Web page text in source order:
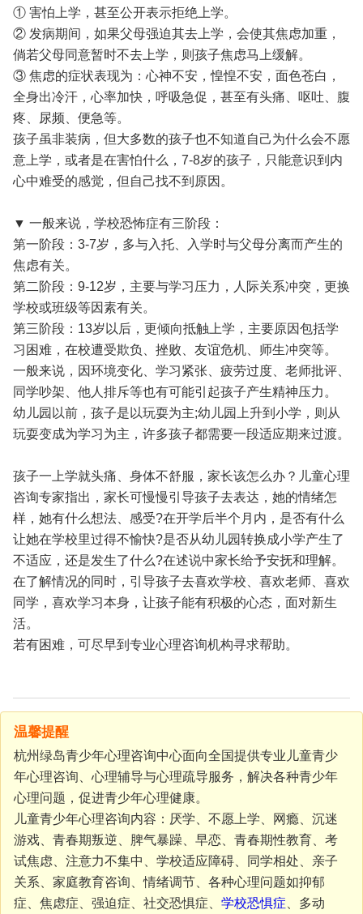
① 害怕上学，甚至公开表示拒绝上学。
② 发病期间，如果父母强迫其去上学，会使其焦虑加重，
倘若父母同意暂时不去上学，则孩子焦虑马上缓解。
③ 焦虑的症状表现为：心神不安，惶惶不安，面色苍白，
全身出冷汗，心率加快，呼吸急促，甚至有头痛、呕吐、腹
疼、尿频、便急等。
孩子虽非装病，但大多数的孩子也不知道自己为什么会不愿
意上学，或者是在害怕什么，7-8岁的孩子，只能意识到内
心中难受的感觉，但自己找不到原因。
▼ 一般来说，学校恐怖症有三阶段：
第一阶段：3-7岁，多与入托、入学时与父母分离而产生的
焦虑有关。
第二阶段：9-12岁，主要与学习压力，人际关系冲突，更换
学校或班级等因素有关。
第三阶段：13岁以后，更倾向抵触上学，主要原因包括学
习困难，在校遭受欺负、挫败、友谊危机、师生冲突等。
一般来说，因环境变化、学习紧张、疲劳过度、老师批评、
同学吵架、他人排斥等也有可能引起孩子产生精神压力。
幼儿园以前，孩子是以玩耍为主;幼儿园上升到小学，则从
玩耍变成为学习为主，许多孩子都需要一段适应期来过渡。
孩子一上学就头痛、身体不舒服，家长该怎么办？儿童心理
咨询专家指出，家长可慢慢引导孩子去表达，她的情绪怎
样，她有什么想法、感受?在开学后半个月内，是否有什么
让她在学校里过得不愉快?是否从幼儿园转换成小学产生了
不适应，还是发生了什么?在述说中家长给予安抚和理解。
在了解情况的同时，引导孩子去喜欢学校、喜欢老师、喜欢
同学，喜欢学习本身，让孩子能有积极的心态，面对新生
活。
若有困难，可尽早到专业心理咨询机构寻求帮助。
温馨提醒
杭州绿岛青少年心理咨询中心面向全国提供专业儿童青少
年心理咨询、心理辅导与心理疏导服务，解决各种青少年
心理问题，促进青少年心理健康。
儿童青少年心理咨询内容：厌学、不愿上学、网瘾、沉迷
游戏、青春期叛逆、脾气暴躁、早恋、青春期性教育、考
试焦虑、注意力不集中、学校适应障碍、同学相处、亲子
关系、家庭教育咨询、情绪调节、各种心理问题如抑郁
症、焦虑症、强迫症、社交恐惧症、 学校恐惧症 、多动